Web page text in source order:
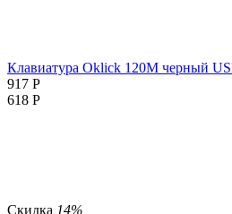
Клавиатура Oklick 120M черный
917 Р
618 Р
Скидка 14%